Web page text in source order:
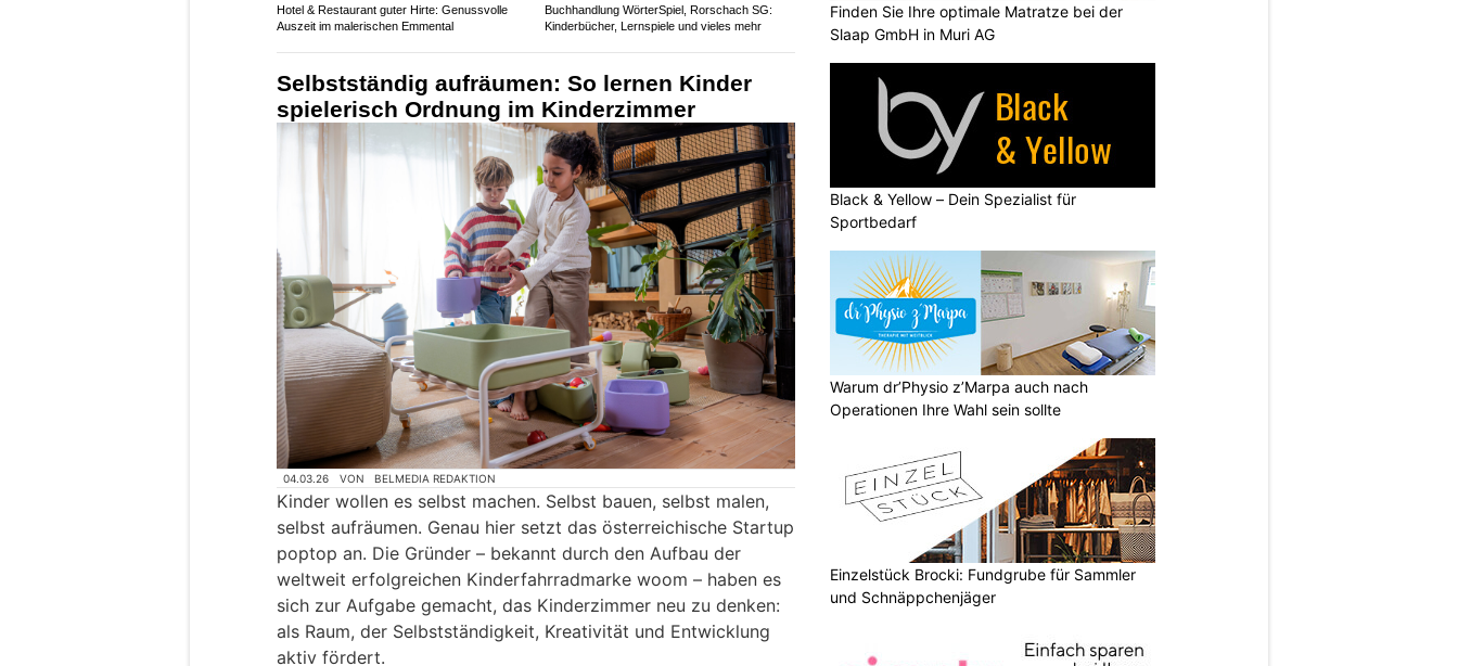
Hotel & Restaurant guter Hirte: Genussvolle
Auszeit im malerischen Emmental
Buchhandlung WörterSpiel, Rorschach SG:
Kinderbücher, Lernspiele und vieles mehr
Selbstständig aufräumen: So lernen Kinder
spielerisch Ordnung im Kinderzimmer
04.03.26 VON BELMEDIA REDAKTION
Kinder wollen es selbst machen. Selbst bauen, selbst malen,
selbst aufräumen. Genau hier setzt das österreichische Startup
poptop an. Die Gründer – bekannt durch den Aufbau der
weltweit erfolgreichen Kinderfahrradmarke woom – haben es
sich zur Aufgabe gemacht, das Kinderzimmer neu zu denken:
als Raum, der Selbstständigkeit, Kreativität und Entwicklung
aktiv fördert.
Finden Sie Ihre optimale Matratze bei der
Slaap GmbH in Muri AG
Black & Yellow – Dein Spezialist für
Sportbedarf
Warum dr’Physio z’Marpa auch nach
Operationen Ihre Wahl sein sollte
Einzelstück Brocki: Fundgrube für Sammler
und Schnäppchenjäger